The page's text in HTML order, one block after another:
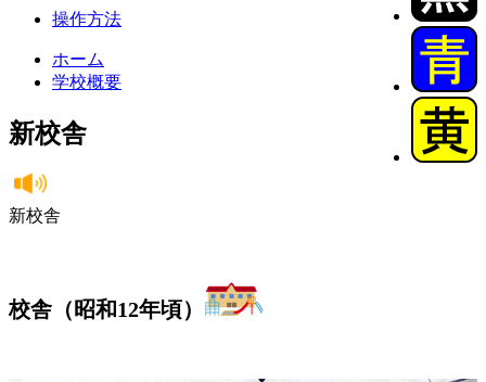
操作方法
ホーム
学校概要
新校舎
新校舎
校舎（昭和12年頃）